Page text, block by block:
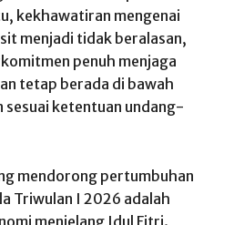
kekhawatiran mengenai
menjadi tidak beralasan,
penuh menjaga
tetap berada di bawah
sesuai ketentuan undang-
mendorong pertumbuhan
Triwulan I 2026 adalah
menjelang Idul Fitri.